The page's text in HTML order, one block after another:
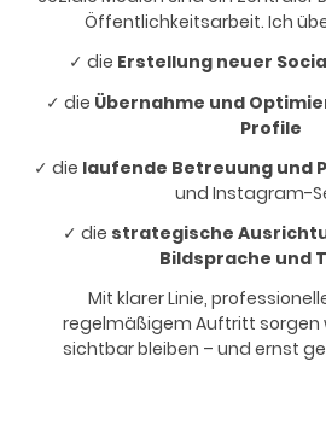
Öffentlichkeitsarbeit. Ich
✓ die Erstellung neuer
✓ die Übernahme und
Profile
✓ die laufende Betreuung und
und Instagram-
✓ die strategische
Bildsprache und
Mit klarer Linie,
regelmäßigem Auftritt sorgen
sichtbar bleiben – und ernst